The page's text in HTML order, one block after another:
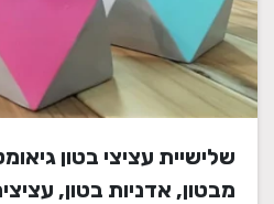
שלישיית עציצי בטון
מבטון, אדניות בטון,